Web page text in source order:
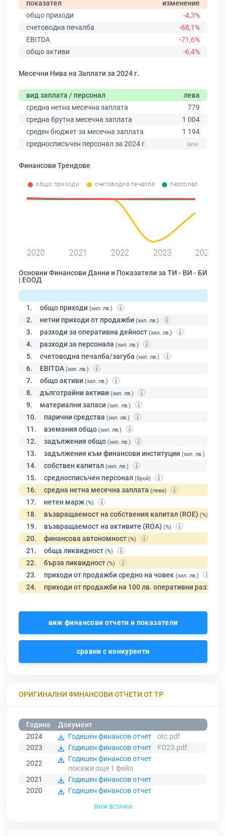
показател
изменение
общо приходи
-4,3%
счетоводна печалба
-68,1%
EBITDA
-71,6%
общо активи
-6,4%
Месечни Нива на Заплати за 2024 г.
вид заплата / персонал
лева
средна нетна месечна заплата
779
средна брутна месечна заплата
1 004
среден бюджет за месечна заплата
1 194
средносписъчен персонал за 2024 г.
Финансови Трендове
общо приходи счетоводна печалба персонал
2020 2021 2022 2023 2024
Основни Финансови Данни и Показатели за ТИ - ВИ - БИ
| ЕООД
1. общо приходи (хил. лв.)
2. нетни приходи от продажби (хил. лв.)
3. разходи за оперативна дейност (хил. лв.)
4. разходи за персонала (хил. лв.)
5. счетоводна печалба/загуба (хил. лв.)
6. EBITDA (хил. лв.)
7. общо активи (хил. лв.)
8. дълготрайни активи (хил. лв.)
9. материални запаси (хил. лв.)
10. парични средства (хил. лв.)
11. вземания общо (хил. лв.)
12. задължения общо (хил. лв.)
13. задължения към финансови институции (хил. лв.)
14. собствен капитал (хил. лв.)
15. средносписъчен персонал (брой)
16. средна нетна месечна заплата (лева)
17. нетен марж (%)
18. възвращаемост на собствения капитал (ROE) (%)
19. възвращаемост на активите (ROA) (%)
20. финансова автономност (%)
21. обща ликвидност (%)
22. бърза ликвидност (%)
23. приходи от продажби средно на човек (хил. лв.)
24. приходи от продажби на 100 лв. оперативни разходи
виж финансови отчети и показатели
сравни с конкуренти
ОРИГИНАЛНИ ФИНАНСОВИ ОТЧЕТИ ОТ ТР
Година
Документ
2024
Годишен финансов отчет
otc.pdf
2023
Годишен финансов отчет
FO23.pdf
2022
Годишен финансов отчет
покажи още 1 файл
2021
Годишен финансов отчет
2020
Годишен финансов отчет
виж всички